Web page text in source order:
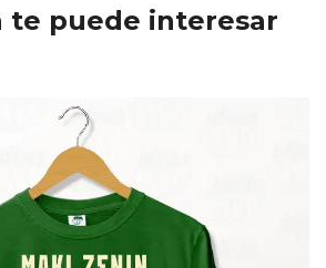
te puede interesar